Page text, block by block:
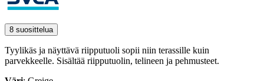
8 suosittelua
Tyylikäs ja näyttävä riipputuoli sopii niin terassille kuin
parvekkeelle. Sisältää riipputuolin, telineen ja pehmusteet.